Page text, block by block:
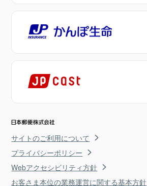
サイトのご利用について
プライバシーポリシー
Webアクセシビリティ方針
お客さま本位の業務運営に関する基本方針